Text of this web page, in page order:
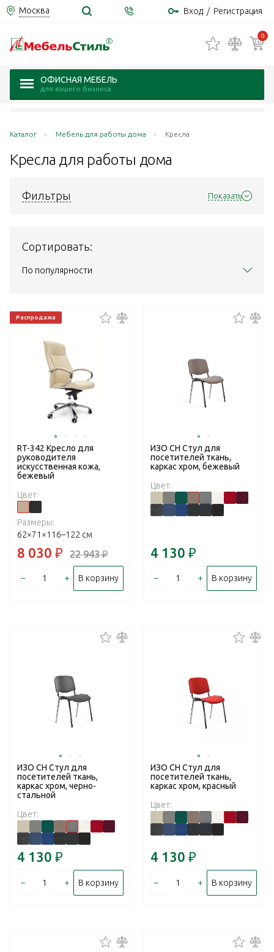
Москва Вход / Регистрация
0
ОФИСНАЯ МЕБЕЛЬ
для вашего бизнеса
Каталог Мебель для работы дома Кресла
Кресла для работы дома
Фильтры Показать
Сортировать:
По популярности
Распродажа
RT-342 Кресло для
руководителя
искусственная кожа,
бежевый
Цвет:
Размеры:
62×71×116–122 см
8 030 ₽ 22 943₽
– + В корзину
ИЗО CH Стул для
посетителей ткань,
каркас хром, бежевый
Цвет:
4 130 ₽
– + В корзину
ИЗО CH Стул для
посетителей ткань,
каркас хром, черно-
стальной
Цвет:
4 130 ₽
– + В корзину
ИЗО CH Стул для
посетителей ткань,
каркас хром, красный
Цвет:
4 130 ₽
– + В корзину